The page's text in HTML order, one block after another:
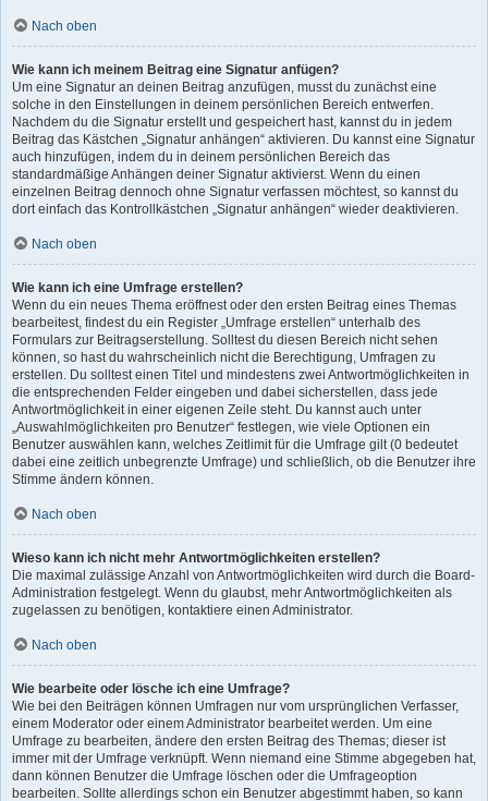
Nach oben
Wie kann ich meinem Beitrag eine Signatur anfügen?
Um eine Signatur an deinen Beitrag anzufügen, musst du zunächst eine
solche in den Einstellungen in deinem persönlichen Bereich entwerfen.
Nachdem du die Signatur erstellt und gespeichert hast, kannst du in jedem
Beitrag das Kästchen „Signatur anhängen“ aktivieren. Du kannst eine Signatur
auch hinzufügen, indem du in deinem persönlichen Bereich das
standardmäßige Anhängen deiner Signatur aktivierst. Wenn du einen
einzelnen Beitrag dennoch ohne Signatur verfassen möchtest, so kannst du
dort einfach das Kontrollkästchen „Signatur anhängen“ wieder deaktivieren.
Nach oben
Wie kann ich eine Umfrage erstellen?
Wenn du ein neues Thema eröffnest oder den ersten Beitrag eines Themas
bearbeitest, findest du ein Register „Umfrage erstellen“ unterhalb des
Formulars zur Beitragserstellung. Solltest du diesen Bereich nicht sehen
können, so hast du wahrscheinlich nicht die Berechtigung, Umfragen zu
erstellen. Du solltest einen Titel und mindestens zwei Antwortmöglichkeiten in
die entsprechenden Felder eingeben und dabei sicherstellen, dass jede
Antwortmöglichkeit in einer eigenen Zeile steht. Du kannst auch unter
„Auswahlmöglichkeiten pro Benutzer“ festlegen, wie viele Optionen ein
Benutzer auswählen kann, welches Zeitlimit für die Umfrage gilt (0 bedeutet
dabei eine zeitlich unbegrenzte Umfrage) und schließlich, ob die Benutzer ihre
Stimme ändern können.
Nach oben
Wieso kann ich nicht mehr Antwortmöglichkeiten erstellen?
Die maximal zulässige Anzahl von Antwortmöglichkeiten wird durch die Board-
Administration festgelegt. Wenn du glaubst, mehr Antwortmöglichkeiten als
zugelassen zu benötigen, kontaktiere einen Administrator.
Nach oben
Wie bearbeite oder lösche ich eine Umfrage?
Wie bei den Beiträgen können Umfragen nur vom ursprünglichen Verfasser,
einem Moderator oder einem Administrator bearbeitet werden. Um eine
Umfrage zu bearbeiten, ändere den ersten Beitrag des Themas; dieser ist
immer mit der Umfrage verknüpft. Wenn niemand eine Stimme abgegeben hat,
dann können Benutzer die Umfrage löschen oder die Umfrageoption
bearbeiten. Sollte allerdings schon ein Benutzer abgestimmt haben, so kann